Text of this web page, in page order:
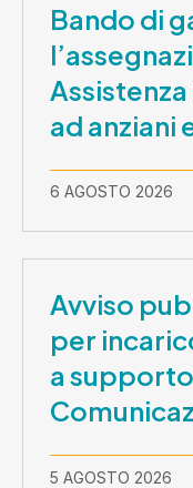
Bando di
ad anziani
2026-30
6 AGOSTO 2026
Avviso
per
a
5 AGOSTO 2026